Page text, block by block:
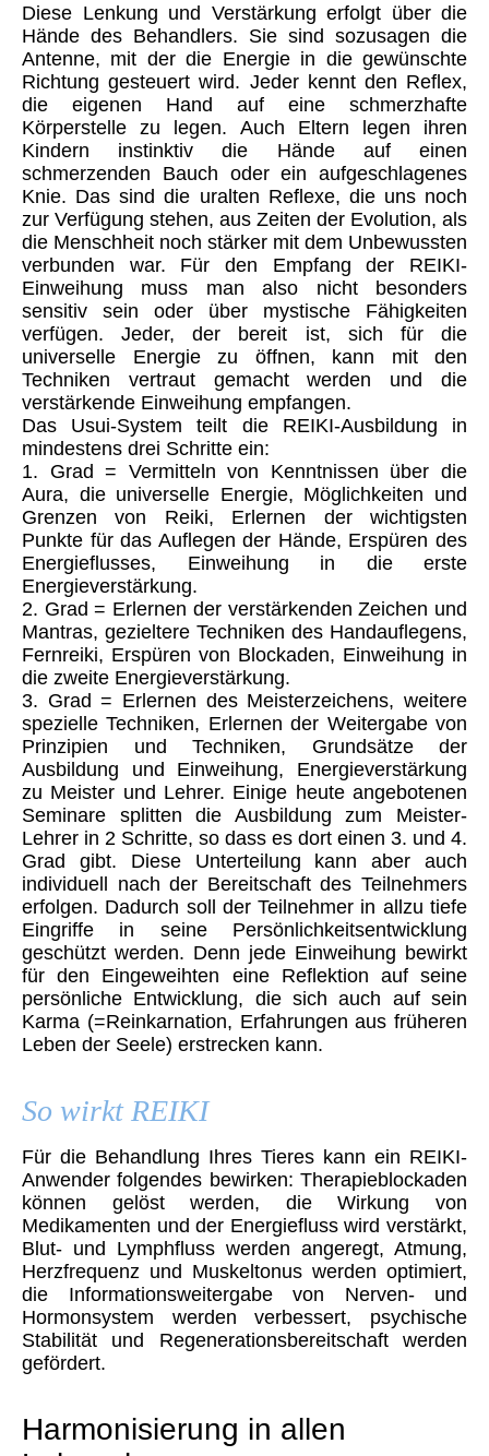
Diese Lenkung und Verstärkung erfolgt über die
Hände des Behandlers. Sie sind sozusagen die
Antenne, mit der die Energie in die gewünschte
Richtung gesteuert wird. Jeder kennt den Reflex,
die eigenen Hand auf eine schmerzhafte
Körperstelle zu legen. Auch Eltern legen ihren
Kindern instinktiv die Hände auf einen
schmerzenden Bauch oder ein aufgeschlagenes
Knie. Das sind die uralten Reflexe, die uns noch
zur Verfügung stehen, aus Zeiten der Evolution, als
die Menschheit noch stärker mit dem Unbewussten
verbunden war. Für den Empfang der REIKI-
Einweihung muss man also nicht besonders
sensitiv sein oder über mystische Fähigkeiten
verfügen. Jeder, der bereit ist, sich für die
universelle Energie zu öffnen, kann mit den
Techniken vertraut gemacht werden und die
verstärkende Einweihung empfangen.
Das Usui-System teilt die REIKI-Ausbildung in
mindestens drei Schritte ein:
1. Grad = Vermitteln von Kenntnissen über die
Aura, die universelle Energie, Möglichkeiten und
Grenzen von Reiki, Erlernen der wichtigsten
Punkte für das Auflegen der Hände, Erspüren des
Energieflusses, Einweihung in die erste
Energieverstärkung.
2. Grad = Erlernen der verstärkenden Zeichen und
Mantras, gezieltere Techniken des Handauflegens,
Fernreiki, Erspüren von Blockaden, Einweihung in
die zweite Energieverstärkung.
3. Grad = Erlernen des Meisterzeichens, weitere
spezielle Techniken, Erlernen der Weitergabe von
Prinzipien und Techniken, Grundsätze der
Ausbildung und Einweihung, Energieverstärkung
zu Meister und Lehrer. Einige heute angebotenen
Seminare splitten die Ausbildung zum Meister-
Lehrer in 2 Schritte, so dass es dort einen 3. und 4.
Grad gibt. Diese Unterteilung kann aber auch
individuell nach der Bereitschaft des Teilnehmers
erfolgen. Dadurch soll der Teilnehmer in allzu tiefe
Eingriffe in seine Persönlichkeitsentwicklung
geschützt werden. Denn jede Einweihung bewirkt
für den Eingeweihten eine Reflektion auf seine
persönliche Entwicklung, die sich auch auf sein
Karma (=Reinkarnation, Erfahrungen aus früheren
Leben der Seele) erstrecken kann.
So wirkt REIKI
Für die Behandlung Ihres Tieres kann ein REIKI-
Anwender folgendes bewirken: Therapieblockaden
können gelöst werden, die Wirkung von
Medikamenten und der Energiefluss wird verstärkt,
Blut- und Lymphfluss werden angeregt, Atmung,
Herzfrequenz und Muskeltonus werden optimiert,
die Informationsweitergabe von Nerven- und
Hormonsystem werden verbessert, psychische
Stabilität und Regenerationsbereitschaft werden
gefördert.
Harmonisierung in allen